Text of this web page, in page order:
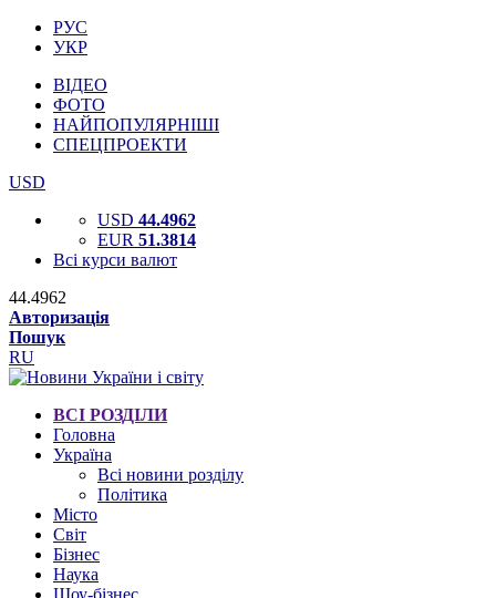
РУС
УКР
ВІДЕО
ФОТО
НАЙПОПУЛЯРНІШІ
СПЕЦПРОЕКТИ
USD
USD 44.4962
EUR 51.3814
Всі курси валют
44.4962
Авторизація
Пошук
RU
ВСІ РОЗДІЛИ
Головна
Україна
Всі новини розділу
Політика
Місто
Світ
Бізнес
Наука
Шоу-бізнес